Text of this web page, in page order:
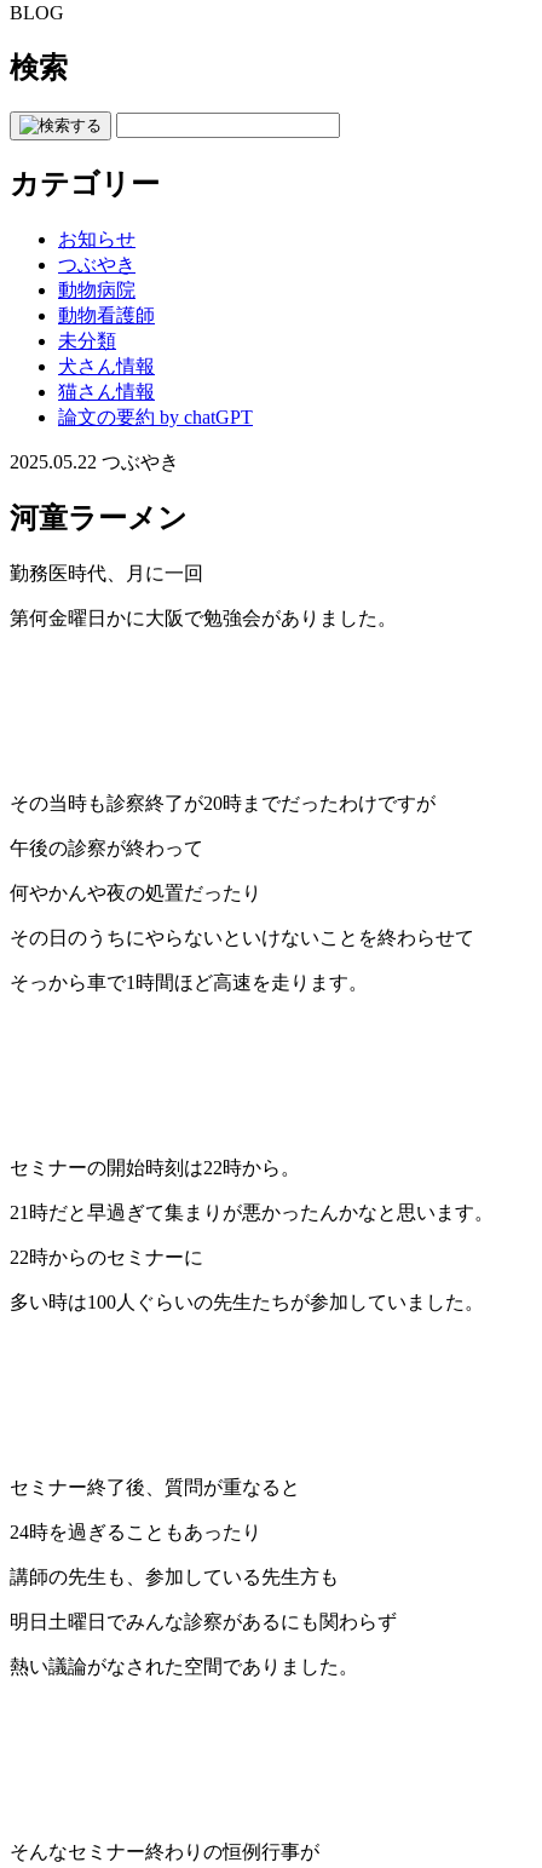
BLOG
検索
カテゴリー
お知らせ
つぶやき
動物病院
動物看護師
未分類
犬さん情報
猫さん情報
論文の要約 by chatGPT
2025.05.22 つぶやき
河童ラーメン
勤務医時代、月に一回
第何金曜日かに大阪で勉強会がありました。
その当時も診察終了が20時までだったわけですが
午後の診察が終わって
何やかんや夜の処置だったり
その日のうちにやらないといけないことを終わらせて
そっから車で1時間ほど高速を走ります。
セミナーの開始時刻は22時から。
21時だと早過ぎて集まりが悪かったんかなと思います。
22時からのセミナーに
多い時は100人ぐらいの先生たちが参加していました。
セミナー終了後、質問が重なると
24時を過ぎることもあったり
講師の先生も、参加している先生方も
明日土曜日でみんな診察があるにも関わらず
熱い議論がなされた空間でありました。
そんなセミナー終わりの恒例行事が